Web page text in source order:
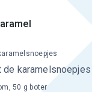
de
50 g boter